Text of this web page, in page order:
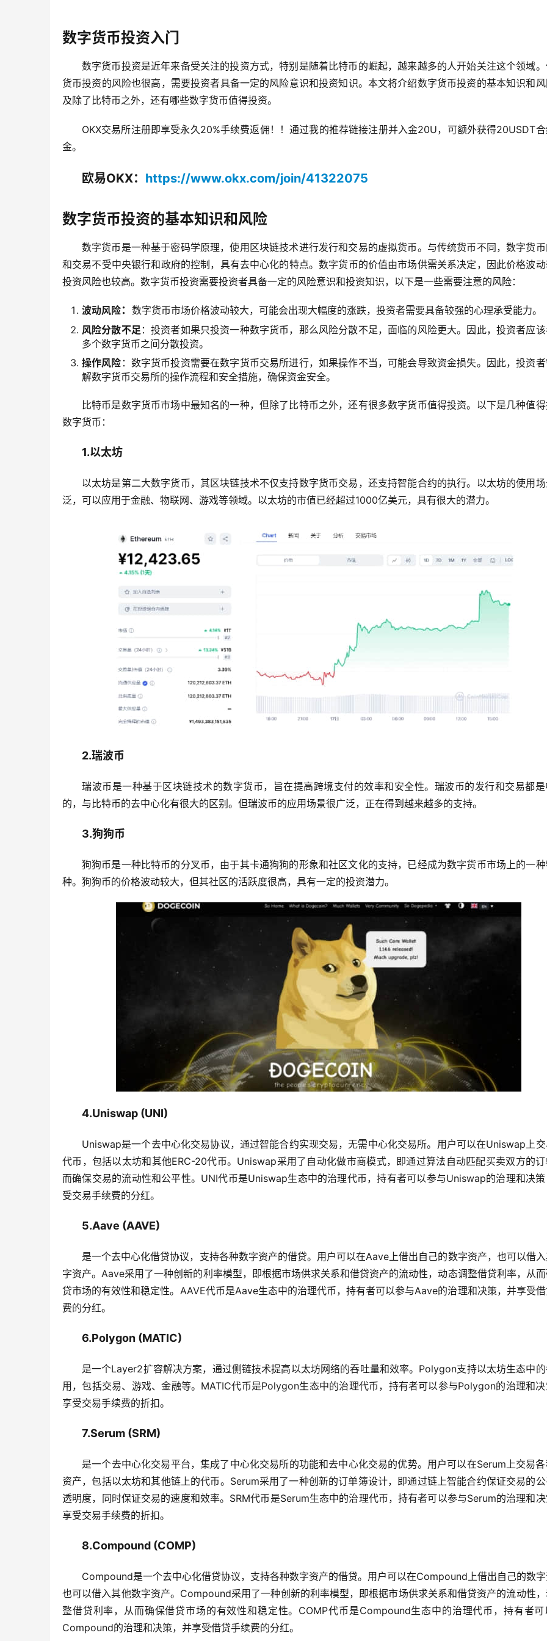
数字货币投资入门
数字货币投资是近年来备受关注的投资方式，特别是随着比特币的崛起，越来越多的人开始关注这个领域
货币投资的风险也很高，需要投资者具备一定的风险意识和投资知识。本文将介绍数字货币投资的基本知识和
及除了比特币之外，还有哪些数字货币值得投资。
OKX交易所注册即享受永久20%手续费返佣！！通过我的推荐链接注册并入金20U，可额外获得20USDT
金。
欧易OKX： https://www.okx.com/join/41322075
数字货币投资的基本知识和风险
数字货币是一种基于密码学原理，使用区块链技术进行发行和交易的虚拟货币。与传统货币不同，数字货
和交易不受中央银行和政府的控制，具有去中心化的特点。数字货币的价值由市场供需关系决定，因此价格波
投资风险也较高。数字货币投资需要投资者具备一定的风险意识和投资知识，以下是一些需要注意的风险：
波动风险： 数字货币市场价格波动较大，可能会出现大幅度的涨跌，投资者需要具备较强的心理承受能力。
风险分散不足 ：投资者如果只投资一种数字货币，那么风险分散不足，面临的风险更大。因此，投资者应
多个数字货币之间分散投资。
操作风险 ：数字货币投资需要在数字货币交易所进行，如果操作不当，可能会导致资金损失。因此，投资
解数字货币交易所的操作流程和安全措施，确保资金安全。
比特币是数字货币市场中最知名的一种，但除了比特币之外，还有很多数字货币值得投资。以下是几种值
数字货币：
1.以太坊
以太坊是第二大数字货币，其区块链技术不仅支持数字货币交易，还支持智能合约的执行。以太坊的使用
泛，可以应用于金融、物联网、游戏等领域。以太坊的市值已经超过1000亿美元，具有很大的潜力。
2.瑞波币
瑞波币是一种基于区块链技术的数字货币，旨在提高跨境支付的效率和安全性。瑞波币的发行和交易都
的，与比特币的去中心化有很大的区别。但瑞波币的应用场景很广泛，正在得到越来越多的支持。
3.狗狗币
狗狗币是一种比特币的分叉币，由于其卡通狗狗的形象和社区文化的支持，已经成为数字货币市场上的一
种。狗狗币的价格波动较大，但其社区的活跃度很高，具有一定的投资潜力。
4.Uniswap (UNI)
Uniswap是一个去中心化交易协议，通过智能合约实现交易，无需中心化交易所。用户可以在Uniswap上
代币，包括以太坊和其他ERC-20代币。Uniswap采用了自动化做市商模式，即通过算法自动匹配买卖双方的
而确保交易的流动性和公平性。UNI代币是Uniswap生态中的治理代币，持有者可以参与Uniswap的治理和决
受交易手续费的分红。
5.Aave (AAVE)
是一个去中心化借贷协议，支持各种数字资产的借贷。用户可以在Aave上借出自己的数字资产，也可以借
字资产。Aave采用了一种创新的利率模型，即根据市场供求关系和借贷资产的流动性，动态调整借贷利率，从
贷市场的有效性和稳定性。AAVE代币是Aave生态中的治理代币，持有者可以参与Aave的治理和决策，并享受
费的分红。
6.Polygon (MATIC)
是一个Layer2扩容解决方案，通过侧链技术提高以太坊网络的吞吐量和效率。Polygon支持以太坊生态中
用，包括交易、游戏、金融等。MATIC代币是Polygon生态中的治理代币，持有者可以参与Polygon的治理和
享受交易手续费的折扣。
7.Serum (SRM)
是一个去中心化交易平台，集成了中心化交易所的功能和去中心化交易的优势。用户可以在Serum上交易
资产，包括以太坊和其他链上的代币。Serum采用了一种创新的订单簿设计，即通过链上智能合约保证交易的
透明度，同时保证交易的速度和效率。SRM代币是Serum生态中的治理代币，持有者可以参与Serum的治理和
享受交易手续费的折扣。
8.Compound (COMP)
Compound是一个去中心化借贷协议，支持各种数字资产的借贷。用户可以在Compound上借出自己的数
也可以借入其他数字资产。Compound采用了一种创新的利率模型，即根据市场供求关系和借贷资产的流动性
整借贷利率，从而确保借贷市场的有效性和稳定性。COMP代币是Compound生态中的治理代币，持有者可
Compound的治理和决策，并享受借贷手续费的分红。